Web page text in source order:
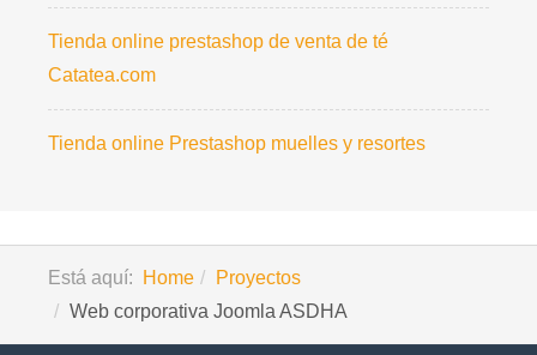
Tienda online prestashop de venta de té
Catatea.com
Tienda online Prestashop muelles y resortes
Está aquí: Home
Proyectos
Web corporativa Joomla ASDHA